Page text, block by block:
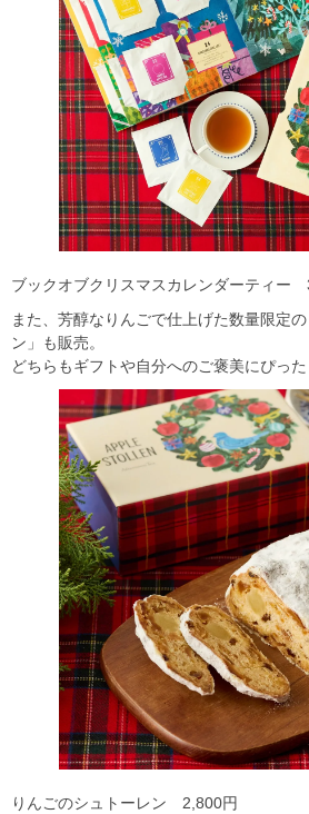
ブックオブクリスマスカレンダーティー
また、芳醇なりんごで仕上げた数量限定
ン」も販売。
どちらもギフトや自分へのご褒美にぴった
りんごのシュトーレン 2,800円